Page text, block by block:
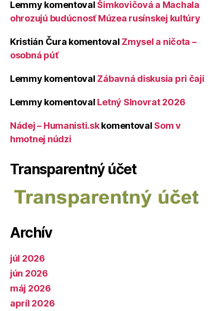
Lemmy komentoval Šimkovičová a Machala
ohrozujú budúcnosť Múzea rusínskej kultúry
Kristián Čura komentoval Zmysel a ničota –
osobná púť
Lemmy komentoval Zábavná diskusia pri čaji
Lemmy komentoval Letný Slnovrat 2026
Nádej – Humanisti.skkomentoval Som v
hmotnej núdzi
Transparentný účet
Archív
júl 2026
jún 2026
máj 2026
apríl 2026